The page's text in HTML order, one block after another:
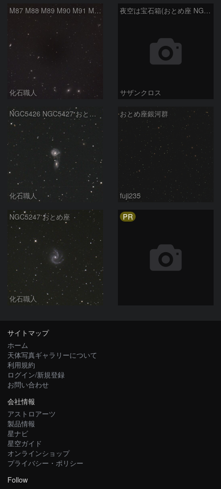
M87 M88 M89 M90 M91 M100 マルカリアンの銀河鎖 おとめ座 かみのけ座
化石職人
夜空は宝石箱(おとめ座 NGC5746) Seestar50
サザンクロス
NGC5426 NGC5427 おとめ座
化石職人
おとめ座銀河群
fuji235
NGC5247 おとめ座
化石職人
PR
サイトマップ
ホーム
天体写真ギャラリーについて
利用規約
ログイン/新規登録
お問い合わせ
会社情報
アストロアーツ
製品情報
星ナビ
星空ガイド
オンラインショップ
プライバシー・ポリシー
Follow